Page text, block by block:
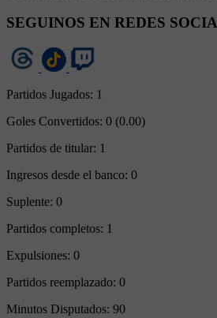
SEGUINOS EN REDES
Partidos Jugados: 1
Goles Convertidos: 0 (0.00)
Partidos de titular: 1
Ingresos desde el banco: 0
Suplente: 0
Partidos completos: 1
Expulsiones: 0
Partidos reemplazado: 0
Minutos Disputados: 90